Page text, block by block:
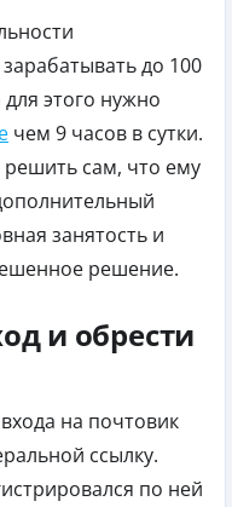
до 100
этого нужно
чем 9 часов в сутки.
сам, что ему
занятость и
решение.
и обрести
на почтовик
ссылку.
по ней